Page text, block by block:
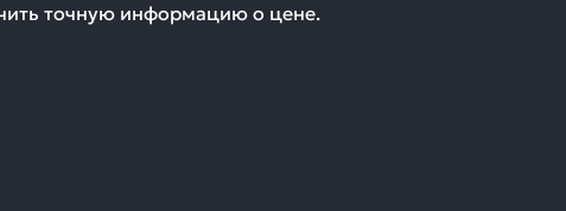
точную информацию о цене.